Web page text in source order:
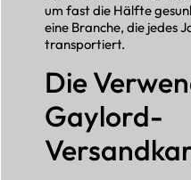
um fast die Hälfte
eine Branche, die jedes
transportiert.
Die
Gaylord-